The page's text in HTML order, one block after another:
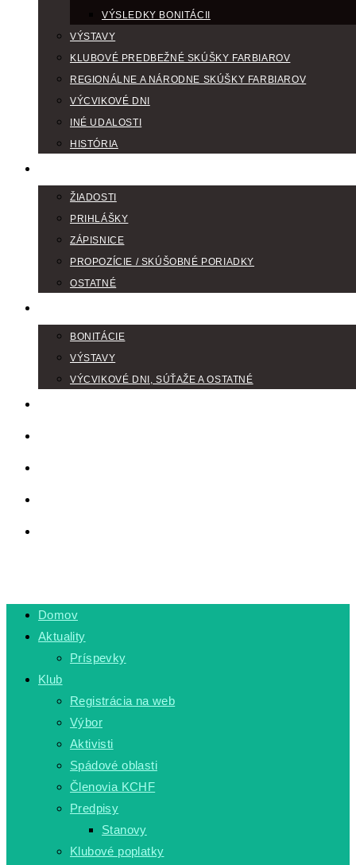
VÝSLEDKY BONITÁCII
VÝSTAVY
KLUBOVÉ PREDBEŽNÉ SKÚŠKY FARBIAROV
REGIONÁLNE A NÁRODNE SKÚŠKY FARBIAROV
VÝCVIKOVÉ DNI
INÉ UDALOSTI
HISTÓRIA
ŽIADOSTI
PRIHLÁŠKY
ZÁPISNICE
PROPOZÍCIE / SKÚŠOBNÉ PORIADKY
OSTATNÉ
BONITÁCIE
VÝSTAVY
VÝCVIKOVÉ DNI, SÚŤAŽE A OSTATNÉ
Domov
Aktuality
Príspevky
Klub
Registrácia na web
Výbor
Aktivisti
Spádové oblasti
Členovia KCHF
Predpisy
Stanovy
Klubové poplatky